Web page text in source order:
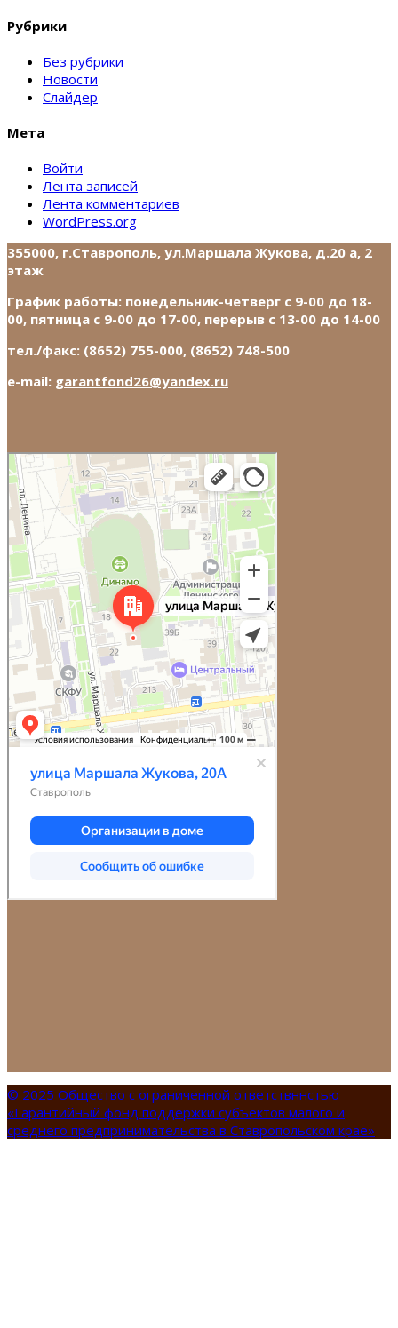
Рубрики
Без рубрики
Новости
Слайдер
Мета
Войти
Лента записей
Лента комментариев
WordPress.org
355000, г.Ставрополь, ул.Маршала Жукова, д.20 а, 2
этаж
График работы: понедельник-четверг с 9-00 до 18-
00, пятница с 9-00 до 17-00, перерыв с 13-00 до 14-00
тел./факс: (8652) 755-000, (8652) 748-500
e-mail: garantfond26@yandex.ru
© 2025 Общество с ограниченной ответствннстью
«Гарантийный фонд поддержки субъектов малого и
среднего предпринимательства в Ставропольском крае»